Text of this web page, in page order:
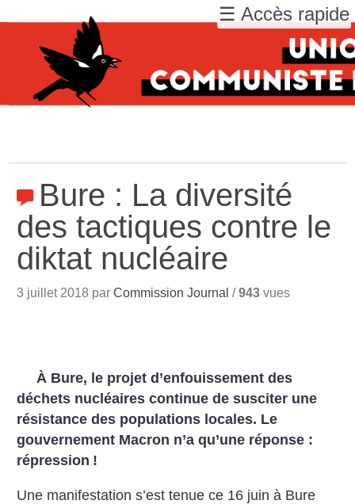
Bure : La diversité
des tactiques contre le
diktat nucléaire
3 juillet 2018 parCommission Journal /943 vues
À Bure, le projet d’enfouissement des
déchets nucléaires continue de susciter une
résistance des populations locales. Le
gouvernement Macron n’a qu’une réponse :
répression !
Une manifestation s’est tenue ce 16 juin à Bure
☰ Accès rapide